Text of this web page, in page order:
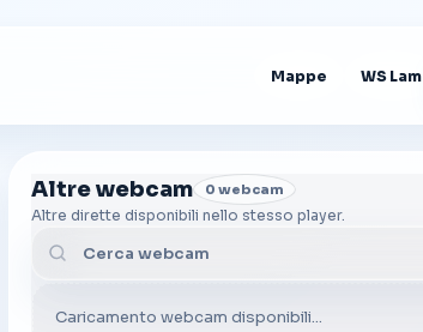
Mappe WS Lam
Altre webcam 0 webcam
Altre dirette disponibili nello stesso player.
Caricamento webcam disponibili...